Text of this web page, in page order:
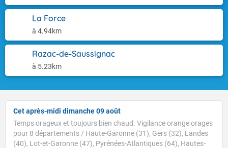
La Force
à 4.94km
Razac-de-Saussignac
à 5.23km
Cet après-midi dimanche 09 août
Temps orageux et toujours bien chaud. Vigilance orange orages
pour 8 départements / Haute-Garonne (31), Gers (32), Landes
(40), Lot-et-Garonne (47), Pyrénées-Atlantiques (64), Hautes-